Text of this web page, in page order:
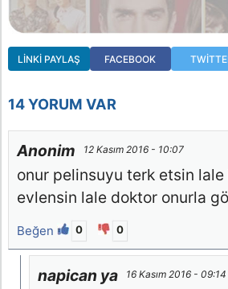
LINKI PAYLAŞ FACEBOOK
14 YORUM VAR
Anonim 12 Kasım 2016 - 10:07
onur pelinsuyu terk etsin lale
evlensin lale doktor onurla
Beğen 0 0
napican ya 16 Kasım 2016 - 09:14